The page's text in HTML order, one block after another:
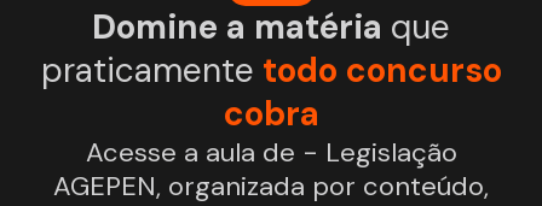
Domine a matéria que
praticamente todo concurso
cobra
Acesse a aula de - Legislação
AGEPEN, organizada por conteúdo,